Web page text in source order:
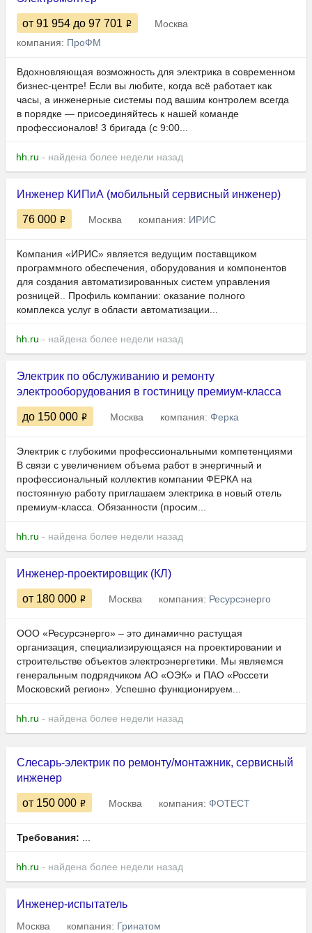
от 91 954 до 97 701
Москва
компания: ПроФМ
Вдохновляющая возможность для электрика в современном
бизнес-центре! Если вы любите, когда всё работает как
часы, а инженерные системы под вашим контролем всегда
в порядке — присоединяйтесь к нашей команде
профессионалов! 3 бригада (с 9:00...
hh.ru - найдена более недели назад
Инженер КИПиА (мобильный сервисный инженер)
76 000 Москва компания: ИРИС
Компания «ИРИС» является ведущим поставщиком
программного обеспечения, оборудования и компонентов
для создания автоматизированных систем управления
розницей.. Профиль компании: оказание полного
комплекса услуг в области автоматизации...
hh.ru - найдена более недели назад
Электрик по обслуживанию и ремонту
электрооборудования в гостиницу премиум-класса
до 150 000 Москва компания: Ферка
Электрик с глубокими профессиональными компетенциями
В связи с увеличением объема работ в энергичный и
профессиональный коллектив компании ФЕРКА на
постоянную работу приглашаем электрика в новый отель
премиум-класса. Обязанности (просим...
hh.ru - найдена более недели назад
Инженер-проектировщик (КЛ)
от 180 000 Москва компания: Ресурсэнерго
ООО «Ресурсэнерго» – это динамично растущая
организация, специализирующаяся на проектировании и
строительстве объектов электроэнергетики. Мы являемся
генеральным подрядчиком АО «ОЭК» и ПАО «Россети
Московский регион». Успешно функционируем...
hh.ru - найдена более недели назад
Слесарь-электрик по ремонту/монтажник, сервисный
инженер
от 150 000 Москва компания: ФОТЕСТ
Требования: ...
hh.ru - найдена более недели назад
Инженер-испытатель
Москва компания: Гринатом